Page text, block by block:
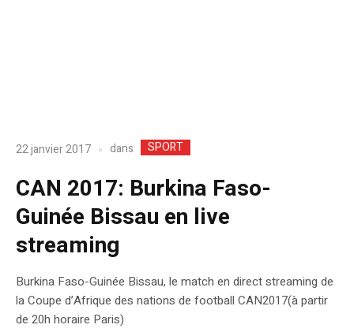
22 janvier 2017 dans SPORT
CAN 2017: Burkina Faso-
Guinée Bissau en live
streaming
Burkina Faso-Guinée Bissau, le match en direct streaming de
la Coupe d’Afrique des nations de football CAN2017(à partir
de 20h horaire Paris)